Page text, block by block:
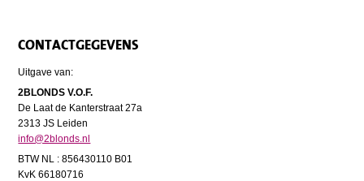
CONTACTGEGEVENS
Uitgave van:
2BLONDS V.O.F.
De Laat de Kanterstraat 27a
2313 JS Leiden
info@2blonds.nl
BTW NL : 856430110 B01
KvK 66180716